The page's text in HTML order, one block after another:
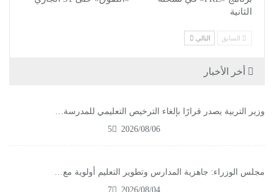
الثانية
السابق التالي
أخر الأخبار
وزير التربية يصدر قرارًا بإلغاء الترخيص التعليمي للمدرسة…
2026/08/06
5
مجلس الوزراء: جاهزية المدارس وتطوير التعليم أولوية مع…
2026/08/04
7